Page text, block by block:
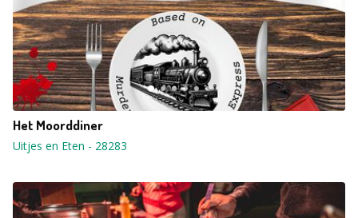
Het Moorddiner
Uitjes en Eten - 28283